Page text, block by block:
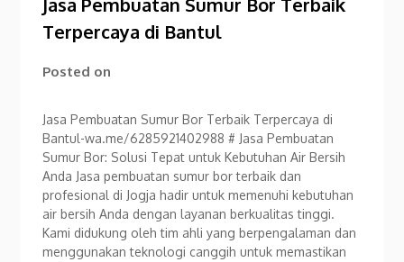
Terpercaya di Bantul
Posted on
Jasa Pembuatan Sumur Bor Terbaik Terpercaya di
Bantul-wa.me/6285921402988 # Jasa Pembuatan
Sumur Bor: Solusi Tepat untuk Kebutuhan Air Bersih
Anda Jasa pembuatan sumur bor terbaik dan
profesional di Jogja hadir untuk memenuhi kebutuhan
air bersih Anda dengan layanan berkualitas tinggi.
Kami didukung oleh tim ahli yang berpengalaman dan
menggunakan teknologi canggih untuk memastikan